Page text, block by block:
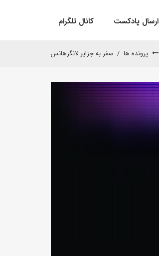
ارسال پادکست کانال تلگرام
پرونده ها / سفر به جزایر لانگرهانس